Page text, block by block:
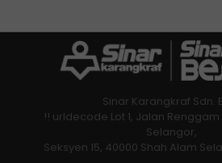
Sinar Karangkraf Sdn.
!! urldecode Lot 1, Jalan
Selangor,
Seksyen 15, 40000 Shah Alam